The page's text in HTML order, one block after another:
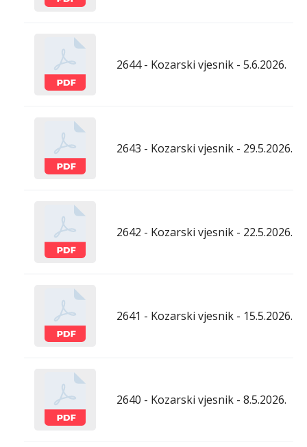
2644 - Kozarski vjesnik - 5.6.2026.
2643 - Kozarski vjesnik - 29.5.2026.
2642 - Kozarski vjesnik - 22.5.2026.
2641 - Kozarski vjesnik - 15.5.2026.
2640 - Kozarski vjesnik - 8.5.2026.